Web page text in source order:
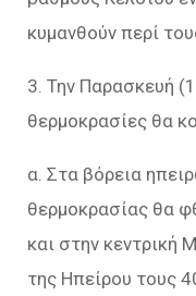
κυμανθούν περί
3. Την Παρασκευή
θερμοκρασίες θα
α. Στα βόρεια
θερμοκρασίας θα
και στην κεντρική
της Ηπείρου τους